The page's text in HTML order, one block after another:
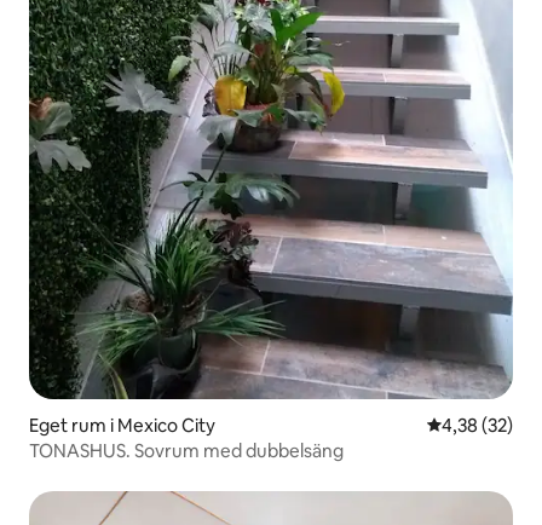
Eget rum i Mexico City 4,38 av 5 i
4,38 (32)
TONASHUS. Sovrum med dubbelsäng